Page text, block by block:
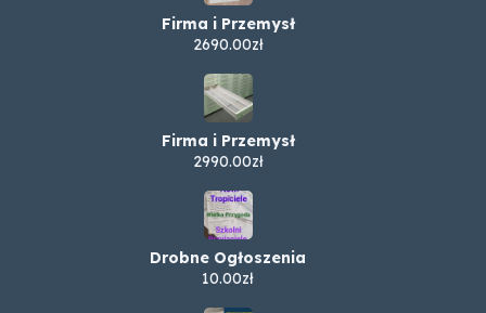
Firma i Przemysł
2690.00zł
Firma i Przemysł
2990.00zł
Drobne Ogłoszenia
10.00zł